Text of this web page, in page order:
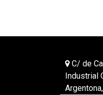
C/ de
Industrial